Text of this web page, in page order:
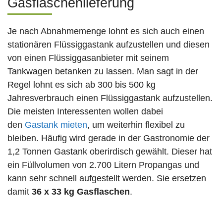
Gasflaschenlieferung
Je nach Abnahmemenge lohnt es sich auch einen
stationären Flüssiggastank aufzustellen und diesen
von einen Flüssiggasanbieter mit seinem
Tankwagen betanken zu lassen. Man sagt in der
Regel lohnt es sich ab 300 bis 500 kg
Jahresverbrauch einen Flüssiggastank aufzustellen.
Die meisten Interessenten wollen dabei
den Gastank mieten, um weiterhin flexibel zu
bleiben. Häufig wird gerade in der Gastronomie der
1,2 Tonnen Gastank oberirdisch gewählt. Dieser hat
ein Füllvolumen von 2.700 Litern Propangas und
kann sehr schnell aufgestellt werden. Sie ersetzen
damit 36 x 33 kg Gasflaschen.